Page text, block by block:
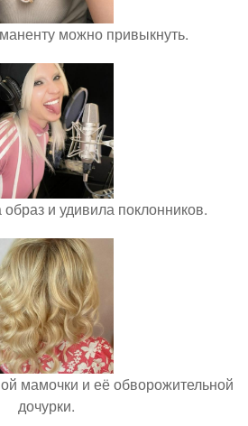
можно привыкнуть.
и удивила поклонников.
мамочки и её обворожительной
дочурки.